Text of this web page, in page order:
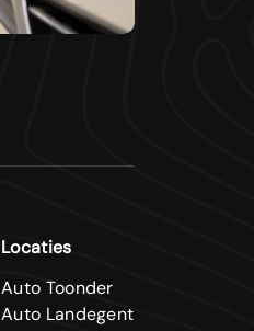
Locaties
Auto Toonder
Auto Landegent